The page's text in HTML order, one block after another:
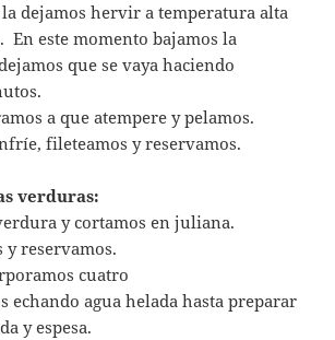
dejamos hervir a temperatura alta
En este momento bajamos la
que se vaya haciendo
a que atempere y pelamos.
fileteamos y reservamos.
verduras:
y cortamos en juliana.
y reservamos.
cuatro
echando agua helada hasta preparar
y espesa.